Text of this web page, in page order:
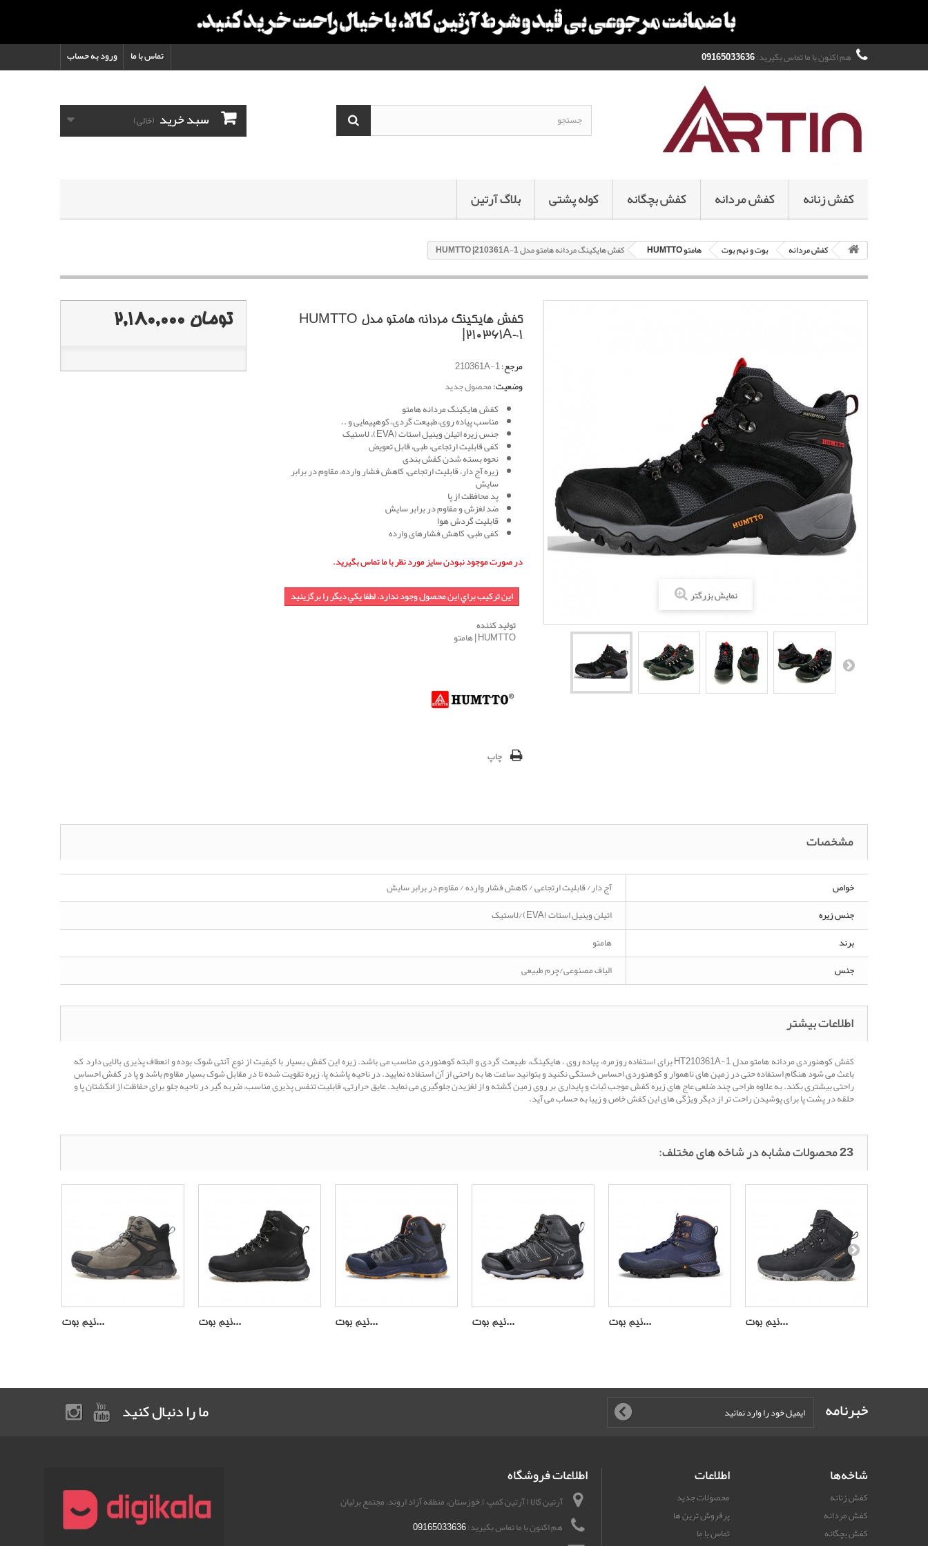
ورود به حساب تماس با ما هم اکنون با ما تماس بگیرید:09165033636
سبد خرید (خالی)
کفش زنانه کفش مردانه کفش بچگانه کوله پشتی بلاگ آرتین
کفش مردانه بوت و نیم بوت هامتو HUMTTO کفش هایکینگ مردانه هامتو مدل HUMTTO |210361A-1
نمایش بزرگتر
کفش هایکینگ مردانه هامتو مدل HUMTTO
|210361A-1
مرجع:210361A-1
وضعیت:محصول جدید
کفش هایکینگ مردانه هامتو
مناسب پیاده روی،طبیعت گردی، کوهپیمایی و ..
جنس زیره اتیلن وینیل استات (EVA)، لاستیک
کفی قابلیت ارتجاعی، طبی، قابل تعویض
نحوه بسته شدن کفش بندی
زیره آج دار، قابلیت ارتجاعی، کاهش فشار وارده، مقاوم در برابر
سایش
پد محافظت از پا
ضد لغزش و مقاوم در برابر سایش
قابلیت گردش هوا
کفی طبی، کاهش فشارهای وارده
در صورت موجود نبودن سایز مورد نظر با ما تماس بگیرید.
اين تركيب براي اين محصول وجود ندارد، لطفا يكي ديگر را برگزينيد
تولید کننده
HUMTTO | هامتو
چاپ
تومان 2,180,000
مشخصات
خواص
آج دار/ قابلیت ارتجاعی / کاهش فشار وارده / مقاوم در برابر سایش
جنس زیره
اتیلن وینیل استات (EVA)/لاستیک
برند
هامتو
جنس
الیاف مصنوعی/چرم طبیعی
اطلاعات بیشتر
کفش کوهنوردی مردانه هامتو مدل HT210361A-1 برای استفاده روزمره، پیاده روی ، هایکینگ، طبیعت گردی و البته کوهنوردی مناسب می باشد. زیره این کفش بسیار با کیفیت از نوع آنتی شوک بوده و انعطاف پذیری بالایی دارد که
باعث می شود هنگام استفاده حتی در زمین های ناهموار و کوهنوردی احساس خستگی نکنید و بتوانید ساعت ها به راحتی از آن استفاده نمایید. در ناحیه پاشنه پا، زیره تقویت شده تا در مقابل شوک بسیار مقاوم باشد و پا در کفش احساس
راحتی بیشتری بکند. به علاوه طراحی چند ضلعی عاج های زیره کفش موجب ثبات و پایداری بر روی زمین گشته و از لغزیدن جلوگیری می نماید. عایق حرارتی، قابلیت تنفس پذیری مناسب، ضربه گیر در ناحیه جلو برای حفاظت از انگشتان پا و
حلقه در پشت پا برای پوشیدن راحت تر از دیگر ویژگی های این کفش خاص و زیبا به حساب می آید.
23 محصولات مشابه در شاخه های مختلف:
نیم بوت... نیم بوت... نیم بوت... نیم بوت... نیم بوت... نیم بوت...
خبرنامه ما را دنبال کنید
شاخه‌ها
کفش زنانه
کفش مردانه
کفش بچگانه
اطلاعات
محصولات جدید
پرفروش ترین‌ ها
تماس با ما
اطلاعات فروشگاه
آرتین کالا ( آرتین کمپ ), خوزستان، منطقه آزاد اروند، مجتمع برلیان
هم اکنون با ما تماس بگیرید:09165033636